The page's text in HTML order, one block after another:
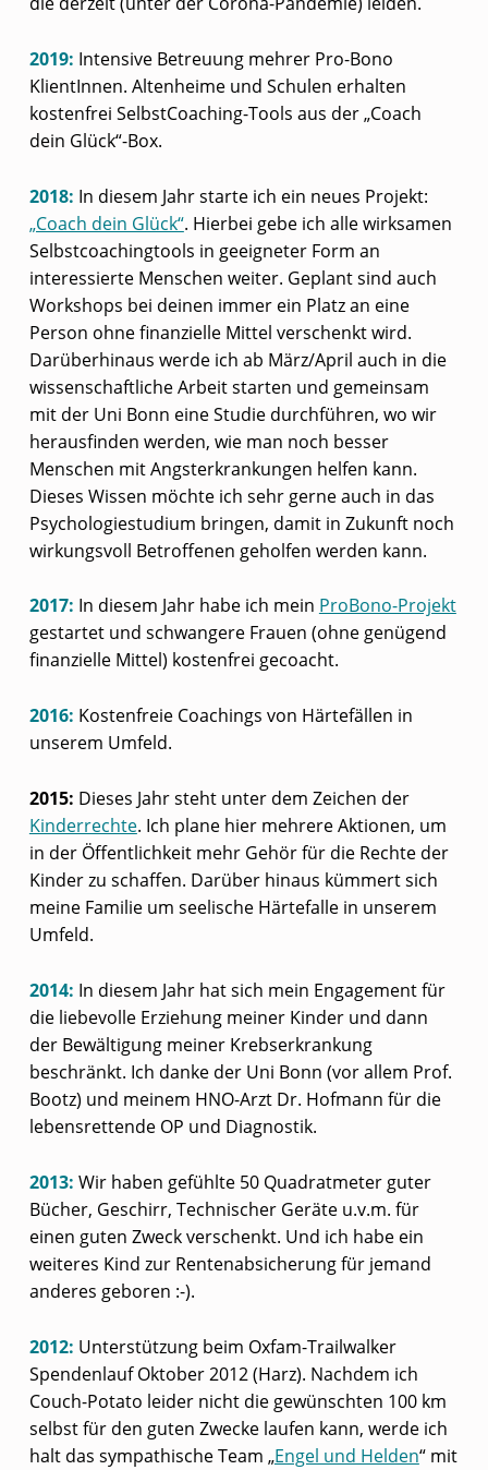
2019: Intensive Betreuung mehrer Pro-Bono
KlientInnen. Altenheime und Schulen erhalten
kostenfrei SelbstCoaching-Tools aus der „Coach
dein Glück“-Box.
2018: In diesem Jahr starte ich ein neues Projekt:
„Coach dein Glück“. Hierbei gebe ich alle wirksamen
Selbstcoachingtools in geeigneter Form an
interessierte Menschen weiter. Geplant sind auch
Workshops bei deinen immer ein Platz an eine
Person ohne finanzielle Mittel verschenkt wird.
Darüberhinaus werde ich ab März/April auch in die
wissenschaftliche Arbeit starten und gemeinsam
mit der Uni Bonn eine Studie durchführen, wo wir
herausfinden werden, wie man noch besser
Menschen mit Angsterkrankungen helfen kann.
Dieses Wissen möchte ich sehr gerne auch in das
Psychologiestudium bringen, damit in Zukunft noch
wirkungsvoll Betroffenen geholfen werden kann.
2017: In diesem Jahr habe ich mein ProBono-Projekt
gestartet und schwangere Frauen (ohne genügend
finanzielle Mittel) kostenfrei gecoacht.
2016: Kostenfreie Coachings von Härtefällen in
unserem Umfeld.
2015: Dieses Jahr steht unter dem Zeichen der
Kinderrechte. Ich plane hier mehrere Aktionen, um
in der Öffentlichkeit mehr Gehör für die Rechte der
Kinder zu schaffen. Darüber hinaus kümmert sich
meine Familie um seelische Härtefalle in unserem
Umfeld.
2014: In diesem Jahr hat sich mein Engagement für
die liebevolle Erziehung meiner Kinder und dann
der Bewältigung meiner Krebserkrankung
beschränkt. Ich danke der Uni Bonn (vor allem Prof.
Bootz) und meinem HNO-Arzt Dr. Hofmann für die
lebensrettende OP und Diagnostik.
2013: Wir haben gefühlte 50 Quadratmeter guter
Bücher, Geschirr, Technischer Geräte u.v.m. für
einen guten Zweck verschenkt. Und ich habe ein
weiteres Kind zur Rentenabsicherung für jemand
anderes geboren :-).
2012: Unterstützung beim Oxfam-Trailwalker
Spendenlauf Oktober 2012 (Harz). Nachdem ich
Couch-Potato leider nicht die gewünschten 100 km
selbst für den guten Zwecke laufen kann, werde ich
halt das sympathische Team „Engel und Helden“ mit